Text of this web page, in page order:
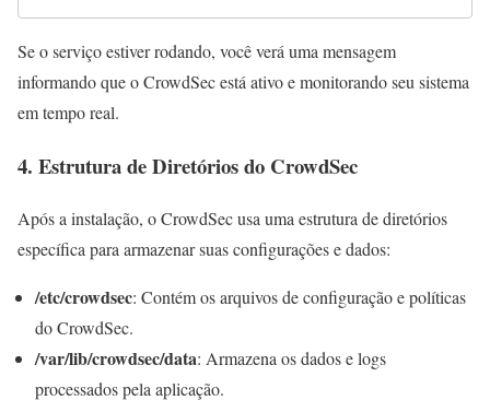
Se o serviço estiver rodando, você verá uma mensagem
informando que o CrowdSec está ativo e monitorando seu sistema
em tempo real.
4. Estrutura de Diretórios do CrowdSec
Após a instalação, o CrowdSec usa uma estrutura de diretórios
específica para armazenar suas configurações e dados:
/etc/crowdsec: Contém os arquivos de configuração e políticas
do CrowdSec.
/var/lib/crowdsec/data: Armazena os dados e logs
processados pela aplicação.